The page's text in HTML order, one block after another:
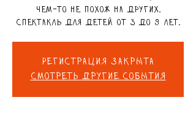
чем-то не похож на других.
Спектакль для детей от 3 до 9 лет.
Регистрация закрыта
Смотреть другие события